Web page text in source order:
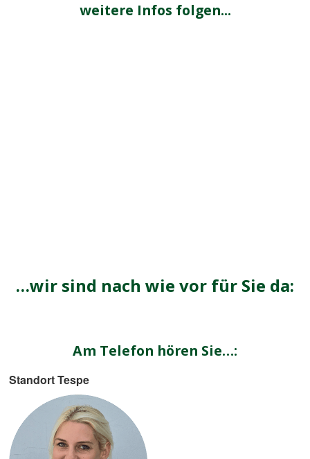
weitere Infos folgen...
…wir sind nach wie vor für Sie da:
Am Telefon hören Sie…:
Standort Tespe